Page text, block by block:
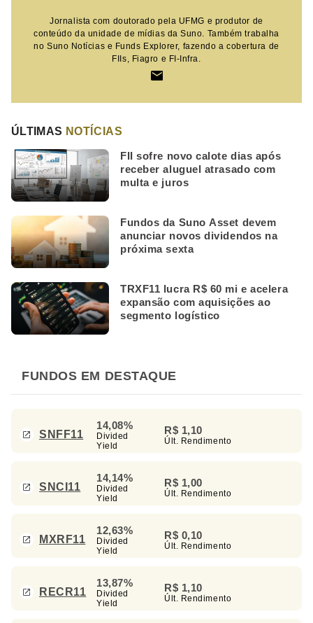
Jornalista com doutorado pela UFMG e produtor de
conteúdo da unidade de mídias da Suno. Também trabalha
no Suno Notícias e Funds Explorer, fazendo a cobertura de
FIIs, Fiagro e FI-Infra.
ÚLTIMAS NOTÍCIAS
FII sofre novo calote dias após
receber aluguel atrasado com
multa e juros
Fundos da Suno Asset devem
anunciar novos dividendos na
próxima sexta
TRXF11 lucra R$ 60 mi e acelera
expansão com aquisições ao
segmento logístico
FUNDOS EM DESTAQUE
SNFF11
14,08%
Divided
Yield
R$ 1,10
Últ. Rendimento
SNCI11
14,14%
Divided
Yield
R$ 1,00
Últ. Rendimento
MXRF11
12,63%
Divided
Yield
R$ 0,10
Últ. Rendimento
RECR11
13,87%
Divided
Yield
R$ 1,10
Últ. Rendimento